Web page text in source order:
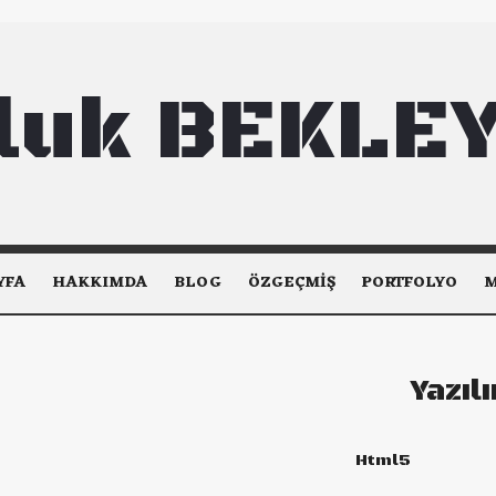
HAKKIMDA BLOG ÖZGEÇMIŞ PORTFOLYO
Html5